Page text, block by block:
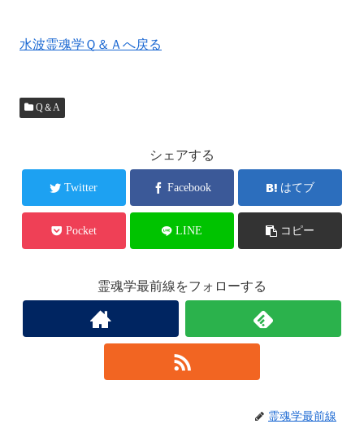
水波霊魂学Ｑ＆Ａへ戻る
Q＆A
シェアする
Twitter Facebook はてブ
Pocket LINE コピー
霊魂学最前線をフォローする
霊魂学最前線